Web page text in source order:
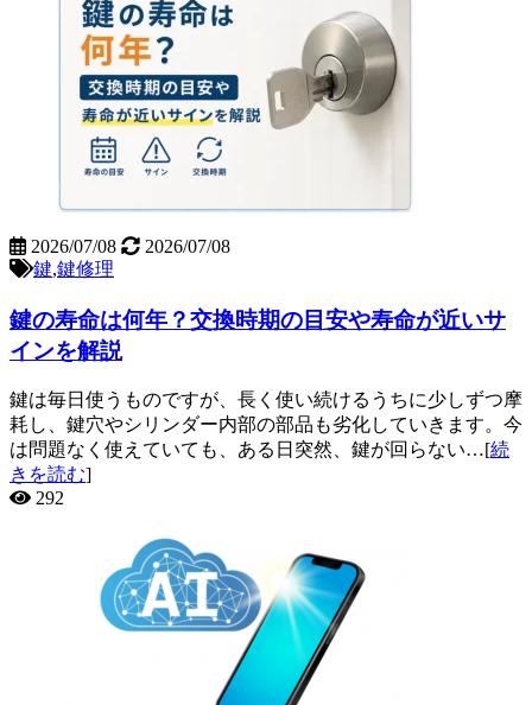
2026/07/08
2026/07/08
鍵,鍵修理
鍵の寿命は何年？交換時期の目安や寿命が近いサ
インを解説
鍵は毎日使うものですが、長く使い続けるうちに少しずつ摩
耗し、鍵穴やシリンダー内部の部品も劣化していきます。今
は問題なく使えていても、ある日突然、鍵が回らない…[続
きを読む]
292